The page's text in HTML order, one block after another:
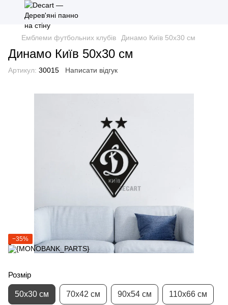
Емблеми футбольних клубів Динамо Київ 50х30 см
Динамо Київ 50х30 см
Артикул: 30015 Написати відгук
−35%
Розмір
50х30 см 70х42 см 90х54 см 110х66 см